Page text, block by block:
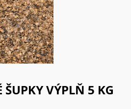
ŠUPKY VÝPLŇ 5 KG